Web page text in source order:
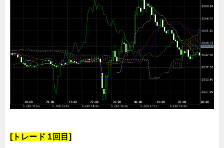
[トレード 1回目]